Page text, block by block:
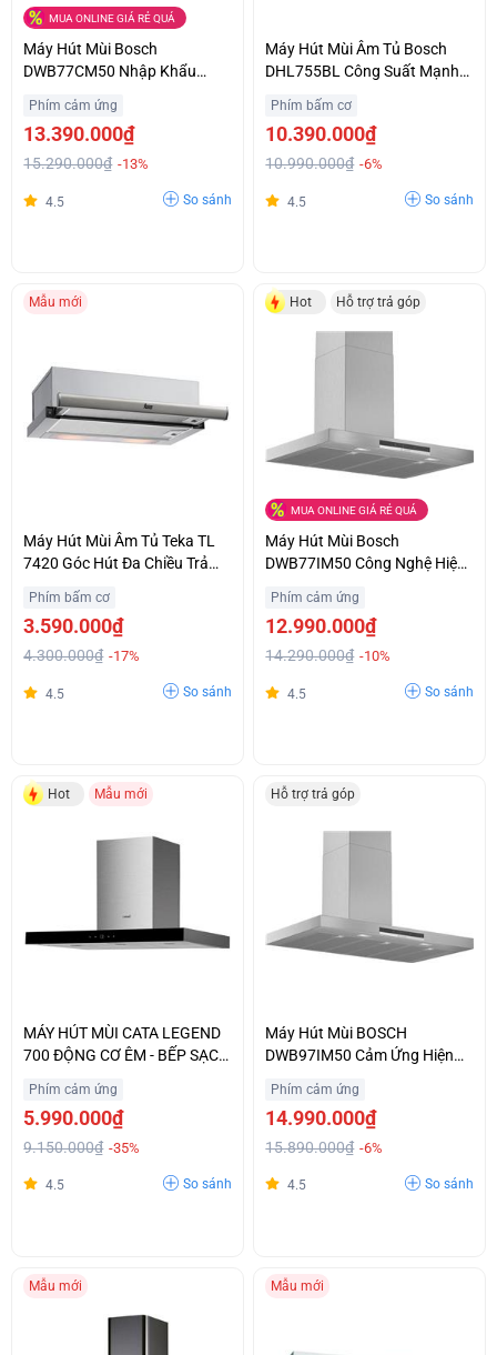
MUA ONLINE GIÁ RẺ QUÁ
Máy Hút Mùi Bosch
DWB77CM50 Nhập Khẩu
Tốt Hỗ Trợ Trả Góp
Phím cảm ứng
13.390.000₫
15.290.000₫ -13%
4.5 So sánh
Máy Hút Mùi Âm Tủ Bosch
DHL755BL Công Suất Mạnh
Khử Sạch Mùi Giá Ưu Đãi
Phím bấm cơ
10.390.000₫
10.990.000₫ -6%
4.5 So sánh
Mẫu mới
Máy Hút Mùi Âm Tủ Teka TL
7420 Góc Hút Đa Chiều Trả
Phím bấm cơ
3.590.000₫
4.300.000₫ -17%
4.5 So sánh
Hot Hỗ trợ trả góp
MUA ONLINE GIÁ RẺ QUÁ
Máy Hút Mùi Bosch
DWB77IM50 Công Nghệ Hiện
Phím cảm ứng
12.990.000₫
14.290.000₫ -10%
4.5 So sánh
Hot Mẫu mới
MÁY HÚT MÙI CATA LEGEND
700 ĐỘNG CƠ ÊM - BẾP SẠCH
Phím cảm ứng
5.990.000₫
9.150.000₫ -35%
4.5 So sánh
Hỗ trợ trả góp
Máy Hút Mùi BOSCH
DWB97IM50 Cảm Ứng Hiện
Phím cảm ứng
14.990.000₫
15.890.000₫ -6%
4.5 So sánh
Mẫu mới Mẫu mới